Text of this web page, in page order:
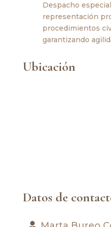
Despacho
representación
procedimientos
garantizando
Ubicación
Datos de